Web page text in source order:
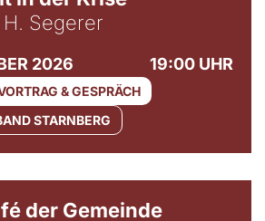
Segerer
2026 19:00 UHR
& GESPRÄCH
STARNBERG
der Gemeinde